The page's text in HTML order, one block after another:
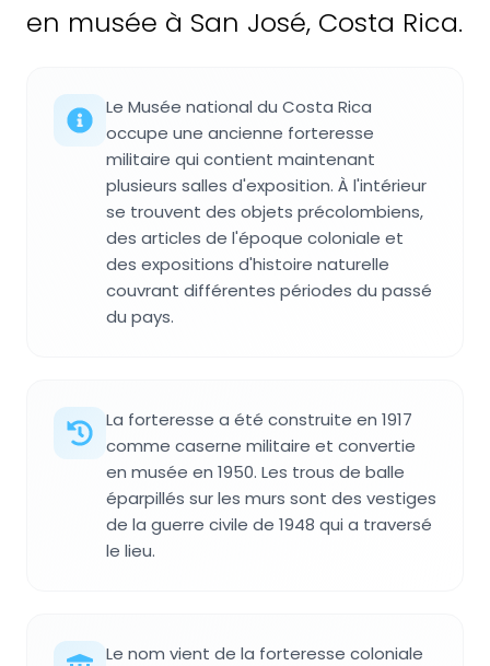
en musée à San José, Costa Rica.
Le Musée national du Costa Rica
occupe une ancienne forteresse
militaire qui contient maintenant
plusieurs salles d'exposition. À l'intérieur
se trouvent des objets précolombiens,
des articles de l'époque coloniale et
des expositions d'histoire naturelle
couvrant différentes périodes du passé
du pays.
La forteresse a été construite en 1917
comme caserne militaire et convertie
en musée en 1950. Les trous de balle
éparpillés sur les murs sont des vestiges
de la guerre civile de 1948 qui a traversé
le lieu.
Le nom vient de la forteresse coloniale